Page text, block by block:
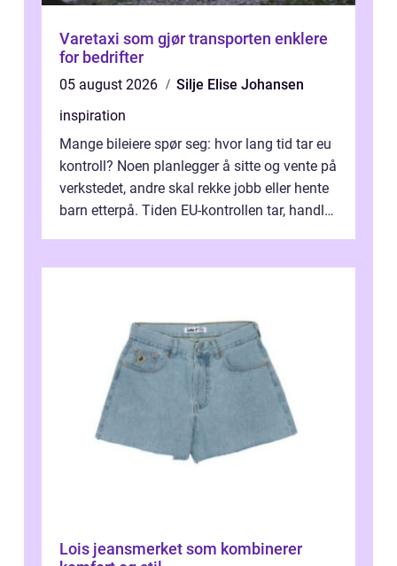
Varetaxi som gjør transporten enklere
for bedrifter
05 august 2026
Silje Elise Johansen
inspiration
Mange bileiere spør seg: hvor lang tid tar eu
kontroll? Noen planlegger å sitte og vente på
verkstedet, andre skal rekke jobb eller hente
barn etterpå. Tiden EU-kontrollen tar, handler
Lois jeansmerket som kombinerer